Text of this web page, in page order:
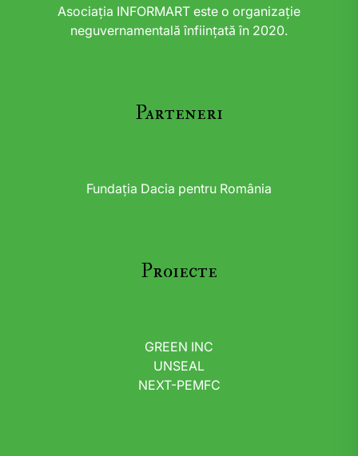
Asociația INFORMART este o organizație
neguvernamentală înființată în 2020.
Parteneri
Fundația Dacia pentru România
Proiecte
GREEN INC
UNSEAL
NEXT-PEMFC